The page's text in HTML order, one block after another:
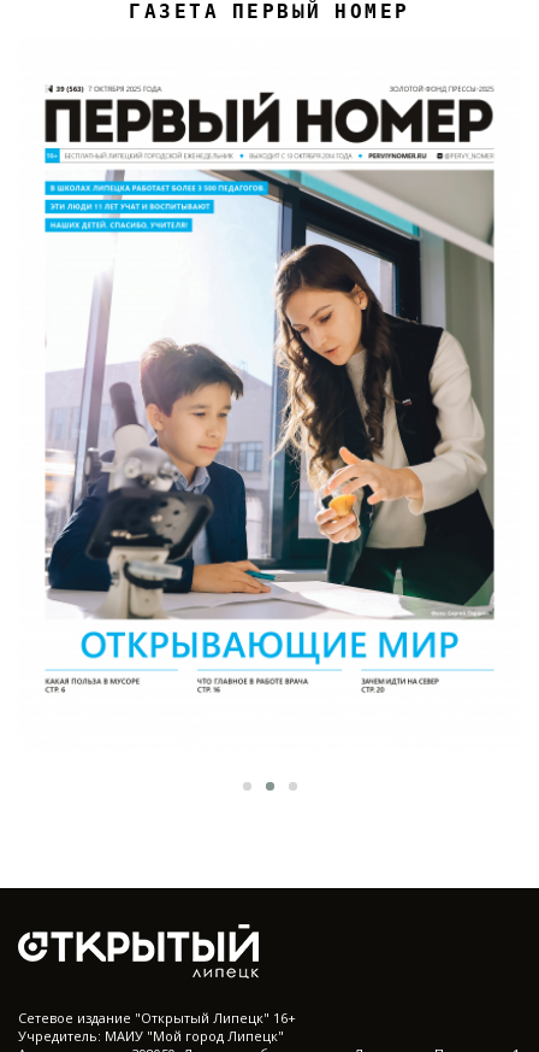
ГАЗЕТА ПЕРВЫЙ НОМЕР
Cетевое издание "Открытый Липецк" 16+
Учредитель: МАИУ "Мой город Липецк"